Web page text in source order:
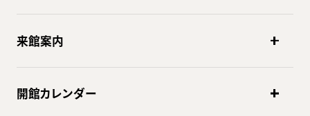
来館案内
開館カレンダー